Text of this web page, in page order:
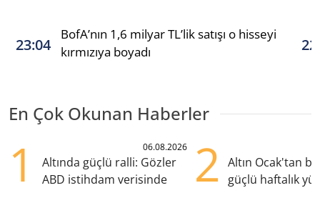
23:04
BofA’nın 1,6 milyar TL’lik satışı o hisseyi
kırmızıya boyadı
En Çok Okunan Haberler
1 06.08.2026
Altında güçlü ralli: Gözler
ABD istihdam verisinde
2
Altın Ocak'tan
güçlü haftalık